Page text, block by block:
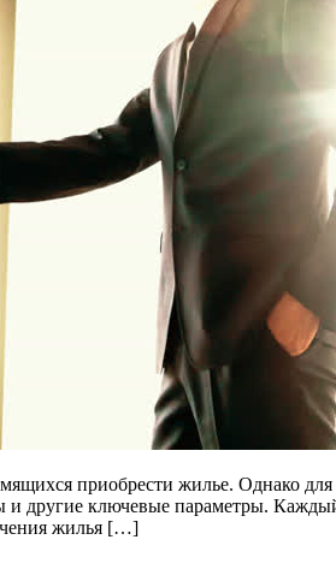
приобрести жилье. Однако
другие ключевые параметры.
жилья […]